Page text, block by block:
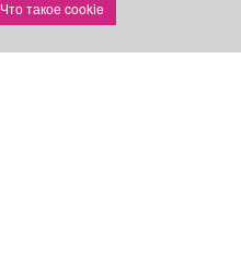
Что такое cookie